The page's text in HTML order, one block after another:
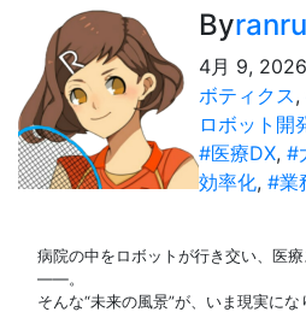
By
4月 9, 2026
ボティクス,
ロボット開
#医療DX, #
効率化, #業
病院の中をロボットが行き交い、医
――。
そんな“未来の風景”が、いま現実にな